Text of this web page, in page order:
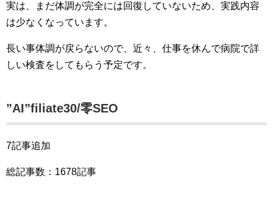
実は、まだ体調が完全には回復していないため、実践内容
は少なくなっています。
長い事体調が戻らないので、近々、仕事を休んで病院で詳
しい検査をしてもらう予定です。
”AI”filiate30/零SEO
7記事追加
総記事数：1678記事